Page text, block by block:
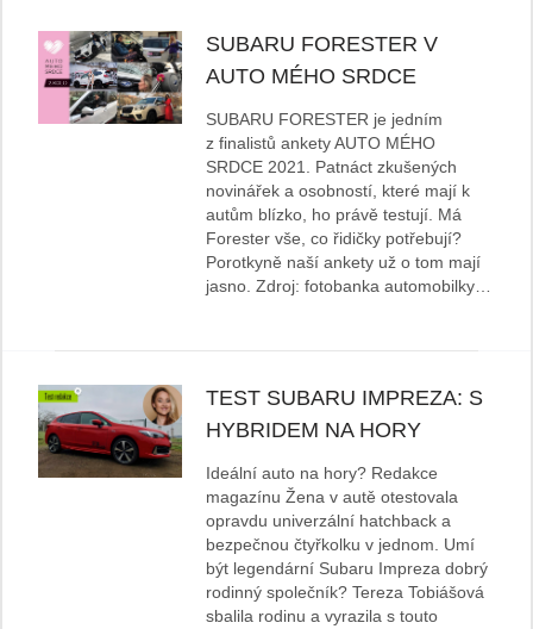
SUBARU FORESTER V
AUTO MÉHO SRDCE
SUBARU FORESTER je jedním
z finalistů ankety AUTO MÉHO
SRDCE 2021. Patnáct zkušených
novinářek a osobností, které mají k
autům blízko, ho právě testují. Má
Forester vše, co řidičky potřebují?
Porotkyně naší ankety už o tom mají
jasno. Zdroj: fotobanka automobilky…
TEST SUBARU IMPREZA: S
HYBRIDEM NA HORY
Ideální auto na hory? Redakce
magazínu Žena v autě otestovala
opravdu univerzální hatchback a
bezpečnou čtyřkolku v jednom. Umí
být legendární Subaru Impreza dobrý
rodinný společník? Tereza Tobiášová
sbalila rodinu a vyrazila s touto